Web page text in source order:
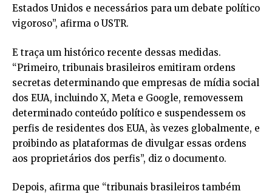
Estados Unidos e necessários para um debate político
vigoroso”, afirma o USTR.
E traça um histórico recente dessas medidas.
“Primeiro, tribunais brasileiros emitiram ordens
secretas determinando que empresas de mídia social
dos EUA, incluindo X, Meta e Google, removessem
determinado conteúdo político e suspendessem os
perfis de residentes dos EUA, às vezes globalmente, e
proibindo as plataformas de divulgar essas ordens
aos proprietários dos perfis”, diz o documento.
Depois, afirma que “tribunais brasileiros também